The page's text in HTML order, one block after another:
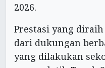
2026.
Prestasi yang
dari dukungan
yang dilakukan